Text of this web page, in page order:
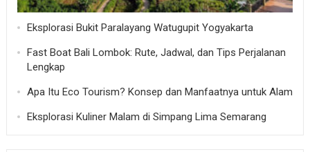
Eksplorasi Bukit Paralayang Watugupit Yogyakarta
Fast Boat Bali Lombok: Rute, Jadwal, dan Tips Perjalanan
Lengkap
Apa Itu Eco Tourism? Konsep dan Manfaatnya untuk Alam
Eksplorasi Kuliner Malam di Simpang Lima Semarang